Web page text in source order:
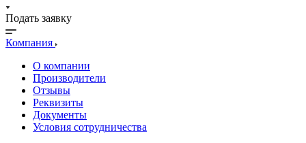
Подать заявку
Компания
О компании
Производители
Отзывы
Реквизиты
Документы
Условия сотрудничества